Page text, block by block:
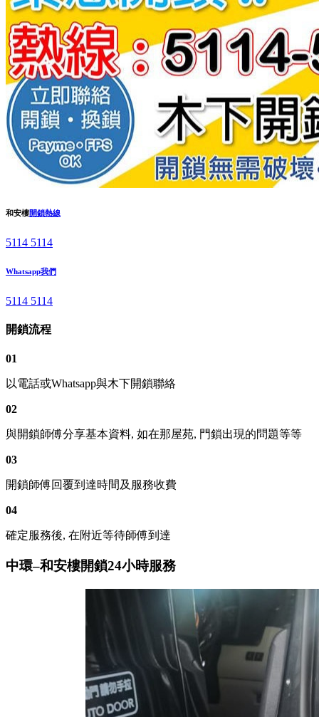
和安樓開鎖熱線
5114 5114
Whatsapp我們
5114 5114
開鎖流程
01
以電話或Whatsapp與木下開鎖聯絡
02
與開鎖師傅分享基本資料, 如在那屋苑, 門鎖出現的問題等等
03
開鎖師傅回覆到達時間及服務收費
04
確定服務後, 在附近等待師傅到達
中環–和安樓開鎖24小時服務